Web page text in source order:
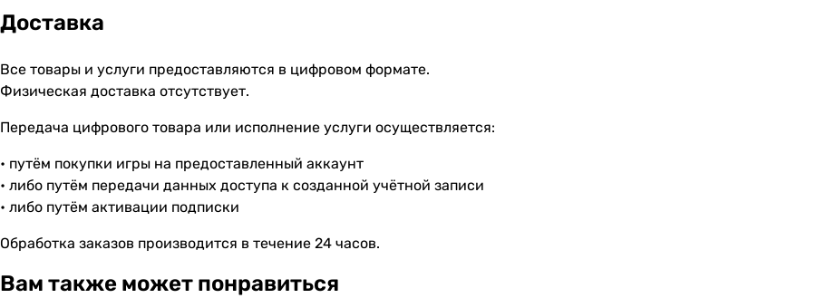
Доставка
Все товары и услуги предоставляются в цифровом формате.
Физическая доставка отсутствует.
Передача цифрового товара или исполнение услуги осуществляется:
• путём покупки игры на предоставленный аккаунт
• либо путём передачи данных доступа к созданной учётной записи
• либо путём активации подписки
Обработка заказов производится в течение 24 часов.
Вам также может понравиться